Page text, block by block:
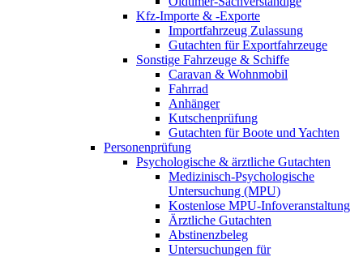
Kfz-Importe & -Exporte
Importfahrzeug Zulassung
Gutachten für Exportfahrzeuge
Sonstige Fahrzeuge & Schiffe
Caravan & Wohnmobil
Fahrrad
Anhänger
Kutschenprüfung
Gutachten für Boote und Yachten
Personenprüfung
Psychologische & ärztliche Gutachten
Medizinisch-Psychologische
Untersuchung (MPU)
Kostenlose MPU-Infoveranstaltung
Ärztliche Gutachten
Abstinenzbeleg
Untersuchungen für